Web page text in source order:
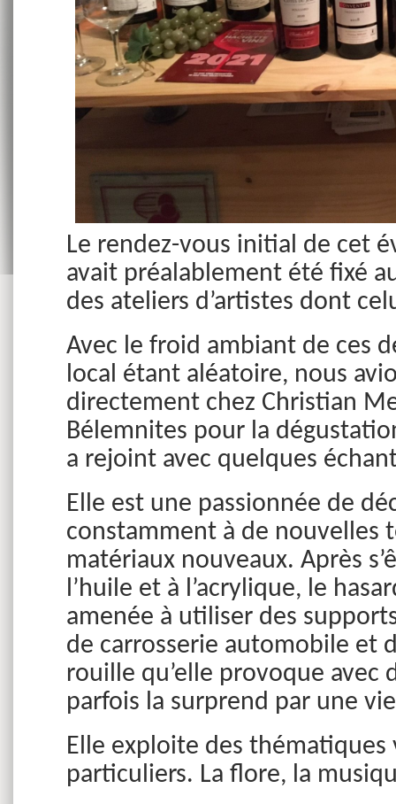
Le rendez-vous initial de cet
avait préalablement été fixé
des ateliers d’artistes dont
Avec le froid ambiant de ces
local étant aléatoire, nous
directement chez Christian
Bélemnites pour la
a rejoint avec quelques
Elle est une passionnée de
constamment à de nouvelles
matériaux nouveaux. Après
l’huile et à l’acrylique, le
amenée à utiliser des
de carrosserie automobile et
rouille qu’elle provoque avec
parfois la surprend par une
Elle exploite des thématiques
particuliers. La flore, la